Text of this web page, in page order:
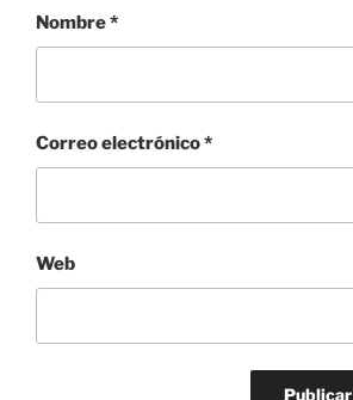
Nombre*
Correo electrónico*
Web